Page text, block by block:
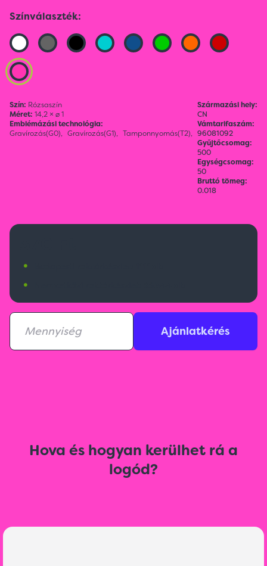
Színválaszték:
Szín: Rózsaszín
Méret: 14,2 × ⌀ 1
Emblémázási technológia:
Gravírozás(G0), Gravírozás(G1), Tamponnyomás(T2),
Származási hely:
CN
Vámtarifaszám:
96081092
Gyűjtőcsomag:
500
Egységcsomag:
50
Bruttó tömeg:
0.018
•
•
Ajánlatkérés
Hova és hogyan kerülhet rá a
logód?